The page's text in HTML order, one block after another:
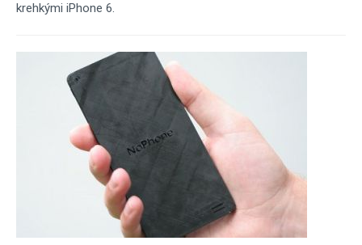
krehkými iPhone 6.